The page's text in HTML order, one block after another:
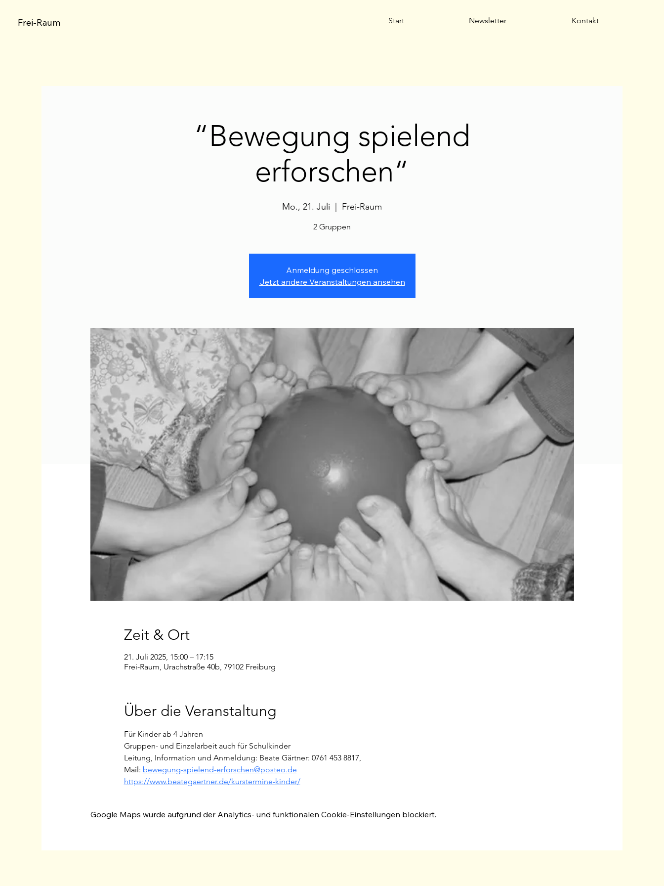
Frei-Raum Start Newsletter Kontakt
“Bewegung spielend
erforschen“
Mo., 21. Juli Frei-Raum
2 Gruppen
Anmeldung geschlossen
Jetzt andere Veranstaltungen ansehen
Zeit & Ort
21. Juli 2025, 15:00 – 17:15
Frei-Raum, Urachstraße 40b, 79102 Freiburg
Über die Veranstaltung
Für Kinder ab 4 Jahren
Gruppen- und Einzelarbeit auch für Schulkinder
Leitung, Information und Anmeldung: Beate Gärtner: 0761 453 8817,
Mail: bewegung-spielend-erforschen@posteo.de
https://www.beategaertner.de/kurstermine-kinder/
Google Maps wurde aufgrund der Analytics- und funktionalen Cookie-Einstellungen blockiert.